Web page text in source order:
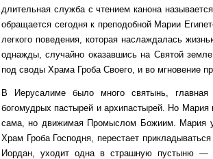
длительная служба с чтением канона
обращается сегодня к преподобной Марии
легкого поведения, которая наслаждалась
однажды, случайно оказавшись на Святой
под своды Храма Гроба Своего, и во мгновение
В Иерусалиме было много святынь,
богомудрых пастырей и архипастырей. Но
сама, но движимая Промыслом Божиим. Мария
Храм Гроба Господня, перестает
Иордан, уходит одна в страшную пустыню —